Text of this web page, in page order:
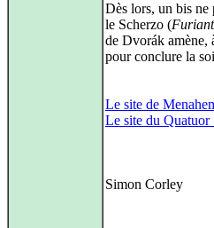
Dès lors, un bis ne
le Scherzo (Furiant
de Dvorák amène,
pour conclure la
Le site de
Le site du Quatuor
Simon Corley